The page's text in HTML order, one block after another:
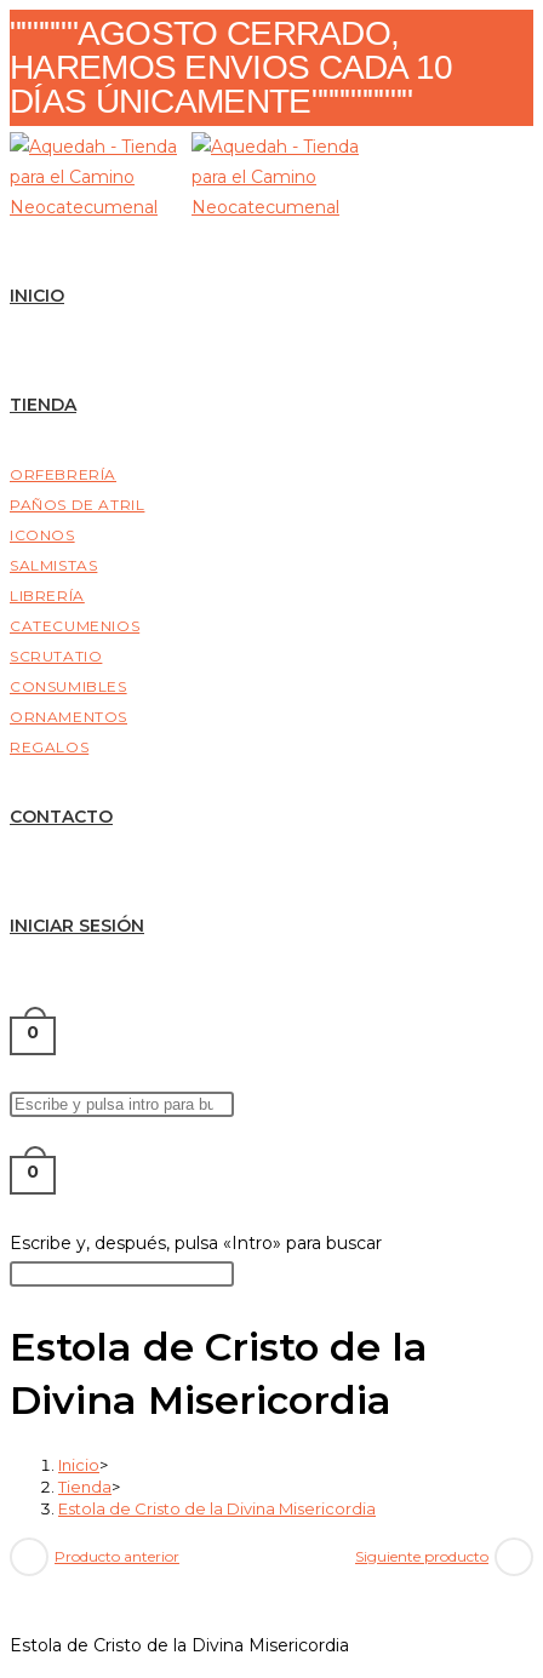
Ir
al
contenido
""""""AGOSTO CERRADO,
HAREMOS ENVIOS CADA 10
DÍAS ÚNICAMENTE"""""""""
INICIO
TIENDA
ORFEBRERÍA
PAÑOS DE ATRIL
ICONOS
SALMISTAS
LIBRERÍA
CATECUMENIOS
SCRUTATIO
CONSUMIBLES
ORNAMENTOS
REGALOS
CONTACTO
INICIAR SESIÓN
0
ALTERNAR
BÚSQUEDA
DE
Buscar
esta
web
panel
de
0
Buscar
en
web
Escribe y, después, pulsa «Intro» para buscar
para
cerrar
el
Estola de Cristo de la
Divina Misericordia
Inicio>
Tienda>
Estola de Cristo de la Divina Misericordia
Producto anterior Siguiente producto
Estola de Cristo de la Divina Misericordia